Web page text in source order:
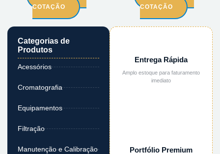
Categorias de
Produtos
Acessórios
Cromatografia
Equipamentos
Filtração
Manutenção e Calibração
Entrega Rápida
Amplo estoque para faturamento
imediato
Portfólio Premium
COTAÇÃO
COTAÇÃO